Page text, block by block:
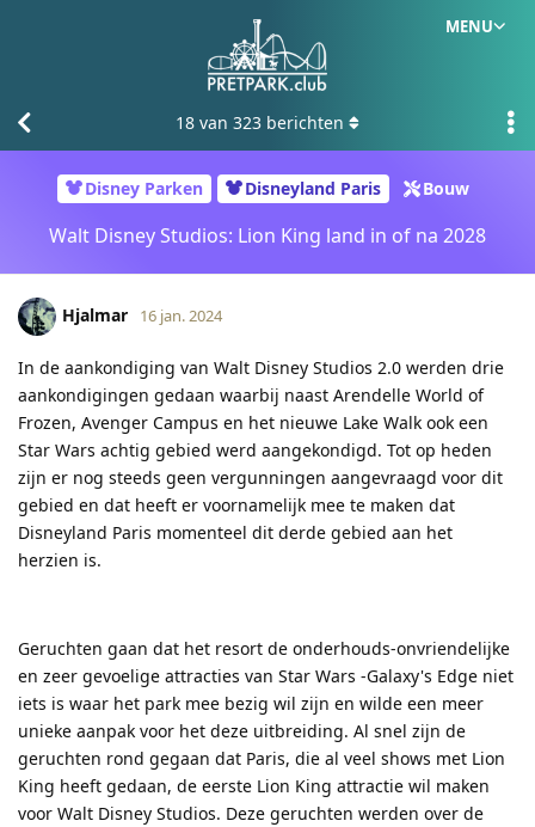
MENU
Disney Parken Disneyland Paris Bouw
Walt Disney Studios: Lion King land in of na 2028
18 van 323 berichten
Hjalmar 16 jan. 2024
In de aankondiging van Walt Disney Studios 2.0 werden drie
aankondigingen gedaan waarbij naast Arendelle World of
Frozen, Avenger Campus en het nieuwe Lake Walk ook een
Star Wars achtig gebied werd aangekondigd. Tot op heden
zijn er nog steeds geen vergunningen aangevraagd voor dit
gebied en dat heeft er voornamelijk mee te maken dat
Disneyland Paris momenteel dit derde gebied aan het
herzien is.
Geruchten gaan dat het resort de onderhouds-onvriendelijke
en zeer gevoelige attracties van Star Wars -Galaxy's Edge niet
iets is waar het park mee bezig wil zijn en wilde een meer
unieke aanpak voor het deze uitbreiding. Al snel zijn de
geruchten rond gegaan dat Paris, die al veel shows met Lion
King heeft gedaan, de eerste Lion King attractie wil maken
voor Walt Disney Studios. Deze geruchten werden over de